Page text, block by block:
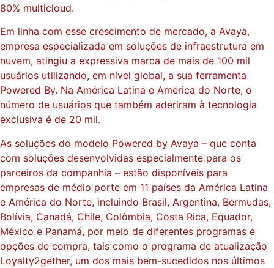
80% multicloud.
Em linha com esse crescimento de mercado, a Avaya,
empresa especializada em soluções de infraestrutura em
nuvem, atingiu a expressiva marca de mais de 100 mil
usuários utilizando, em nível global, a sua ferramenta
Powered By. Na América Latina e América do Norte, o
número de usuários que também aderiram à tecnologia
exclusiva é de 20 mil.
As soluções do modelo Powered by Avaya – que conta
com soluções desenvolvidas especialmente para os
parceiros da companhia – estão disponíveis para
empresas de médio porte em 11 países da América Latina
e América do Norte, incluindo Brasil, Argentina, Bermudas,
Bolívia, Canadá, Chile, Colômbia, Costa Rica, Equador,
México e Panamá, por meio de diferentes programas e
opções de compra, tais como o programa de atualização
Loyalty2gether, um dos mais bem-sucedidos nos últimos